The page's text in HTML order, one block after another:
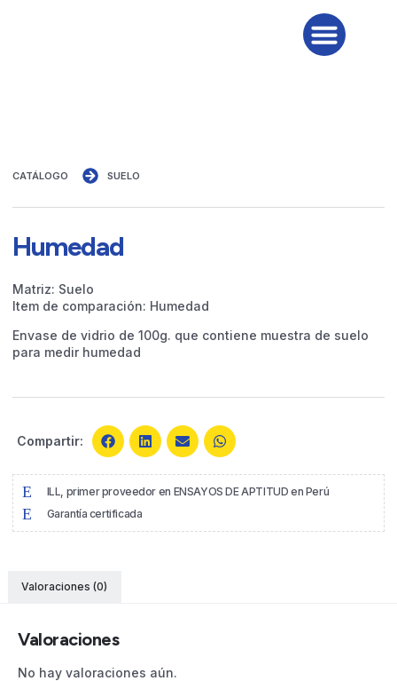
CATÁLOGO SUELO
Humedad
Matriz: Suelo
Item de comparación: Humedad
Envase de vidrio de 100g. que contiene muestra de suelo
para medir humedad
Compartir:
ILL, primer proveedor en ENSAYOS DE APTITUD en Perú
Garantía certificada
Valoraciones (0)
Valoraciones
No hay valoraciones aún.